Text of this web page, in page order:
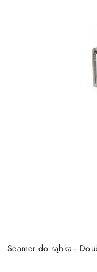
Seamer do rąbka -